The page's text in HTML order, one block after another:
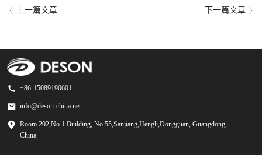
上一篇文章 下一篇文章
+86-15089190601
info@deson-china.net
Room 202,No.1 Building, No 55,Sanjiang,Hengli,Dongguan, Guangdong,
China